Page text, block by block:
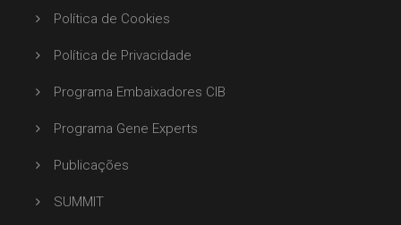
Política de Cookies
Política de Privacidade
Programa Embaixadores CIB
Programa Gene Experts
Publicações
SUMMIT